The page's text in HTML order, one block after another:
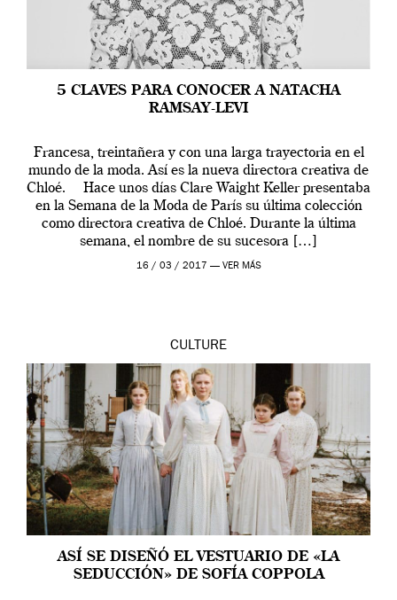
5 CLAVES PARA CONOCER A NATACHA
RAMSAY-LEVI
Francesa, treintañera y con una larga trayectoria en el
mundo de la moda. Así es la nueva directora creativa de
Chloé. Hace unos días Clare Waight Keller presentaba
en la Semana de la Moda de París su última colección
como directora creativa de Chloé. Durante la última
semana, el nombre de su sucesora […]
16 / 03 / 2017 — VER MÁS
CULTURE
ASÍ SE DISEÑÓ EL VESTUARIO DE «LA
SEDUCCIÓN» DE SOFÍA COPPOLA